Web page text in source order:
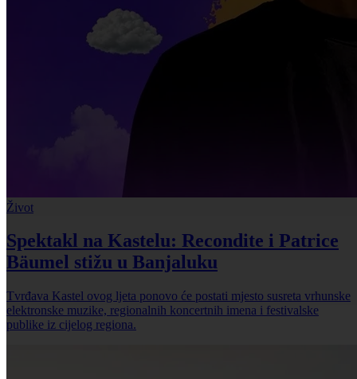
Život
Spektakl na Kastelu: Recondite i Patrice
Bäumel stižu u Banjaluku
Tvrđava Kastel ovog ljeta ponovo će postati mjesto susreta vrhunske
elektronske muzike, regionalnih koncertnih imena i festivalske
publike iz cijelog regiona.